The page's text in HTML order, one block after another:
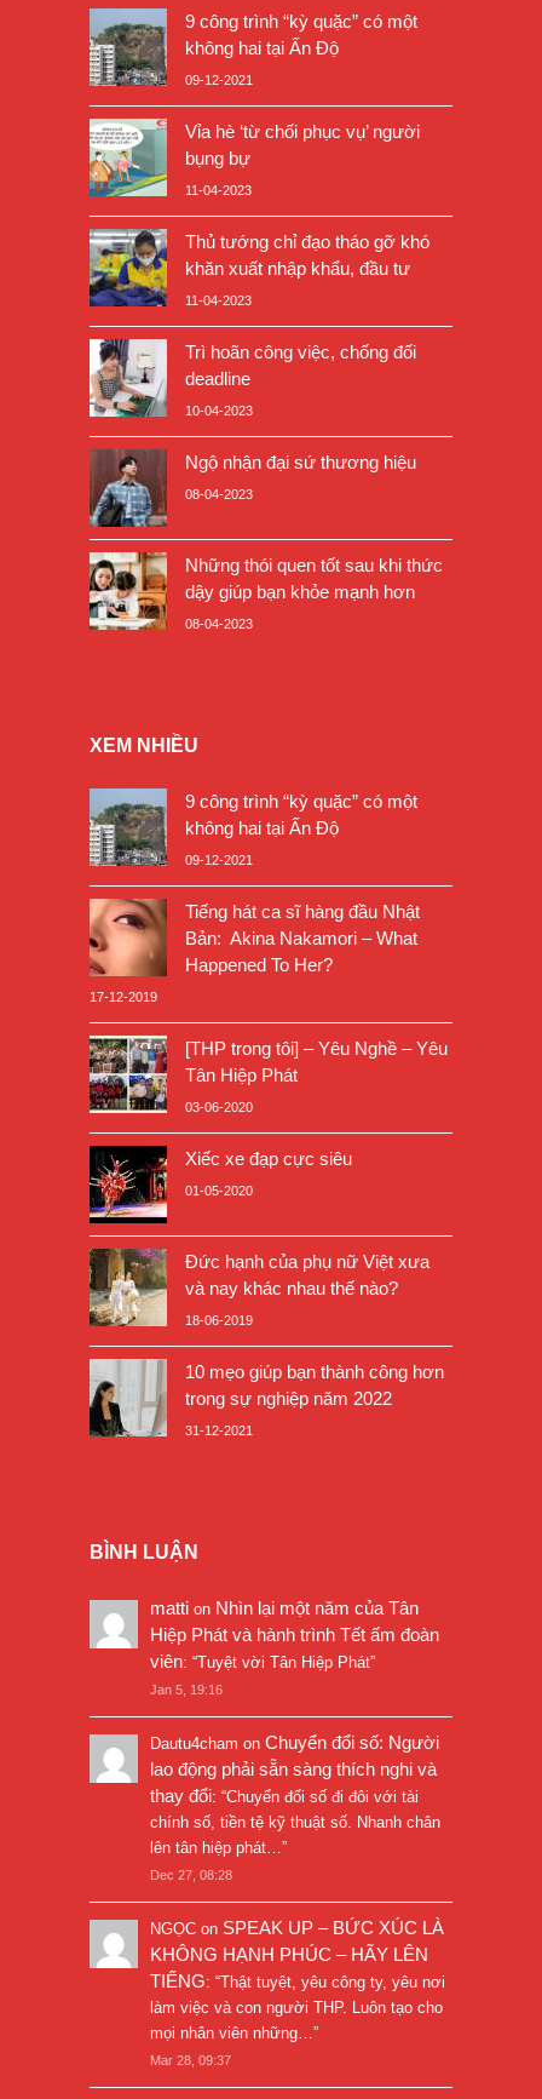
9 công trình “kỳ quặc” có một
không hai tại Ấn Độ
09-12-2021
Vỉa hè ‘từ chối phục vụ’ người
bụng bự
11-04-2023
Thủ tướng chỉ đạo tháo gỡ khó
khăn xuất nhập khẩu, đầu tư
11-04-2023
Trì hoãn công việc, chống đối
deadline
10-04-2023
Ngộ nhận đại sứ thương hiệu
08-04-2023
Những thói quen tốt sau khi thức
dậy giúp bạn khỏe mạnh hơn
08-04-2023
XEM NHIỀU
9 công trình “kỳ quặc” có một
không hai tại Ấn Độ
09-12-2021
Tiếng hát ca sĩ hàng đầu Nhật
Bản: Akina Nakamori – What
Happened To Her?
17-12-2019
[THP trong tôi] – Yêu Nghề – Yêu
Tân Hiệp Phát
03-06-2020
Xiếc xe đạp cực siêu
01-05-2020
Đức hạnh của phụ nữ Việt xưa
và nay khác nhau thế nào?
18-06-2019
10 mẹo giúp bạn thành công hơn
trong sự nghiệp năm 2022
31-12-2021
BÌNH LUẬN
matti on Nhìn lại một năm của Tân
Hiệp Phát và hành trình Tết ấm đoàn
viên: “Tuyệt vời Tân Hiệp Phát”
Jan 5, 19:16
Dautu4cham on Chuyển đổi số: Người
lao động phải sẵn sàng thích nghi và
thay đổi: “Chuyển đổi số đi đôi với tài
chính số, tiền tệ kỹ thuật số. Nhanh chân
lên tân hiệp phát… ”
Dec 27, 08:28
NGỌC on SPEAK UP – BỨC XÚC LÀ
KHÔNG HẠNH PHÚC – HÃY LÊN
TIẾNG: “Thật tuyệt, yêu công ty, yêu nơi
làm việc và con người THP. Luôn tạo cho
mọi nhân viên những… ”
Mar 28, 09:37